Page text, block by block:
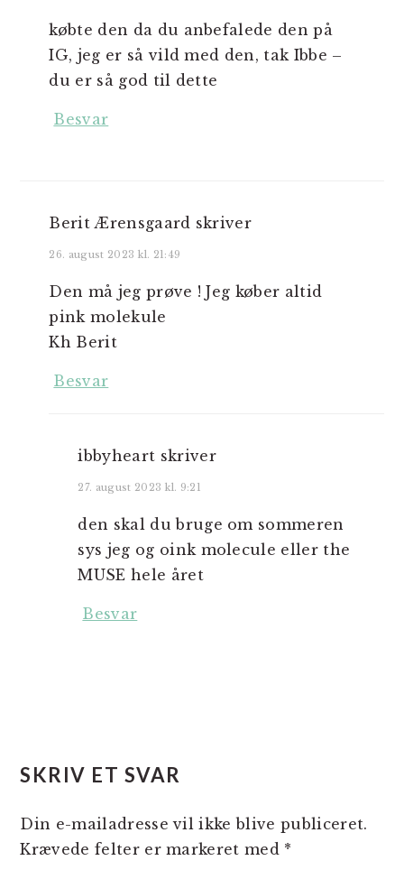
købte den da du anbefalede den på
IG, jeg er så vild med den, tak Ibbe –
du er så god til dette
Besvar
Berit Ærensgaard skriver
26. august 2023 kl. 21:49
Den må jeg prøve ! Jeg køber altid
pink molekule
Kh Berit
Besvar
ibbyheart skriver
27. august 2023 kl. 9:21
den skal du bruge om sommeren
sys jeg og oink molecule eller the
MUSE hele året
Besvar
SKRIV ET SVAR
Din e-mailadresse vil ikke blive publiceret.
Krævede felter er markeret med *